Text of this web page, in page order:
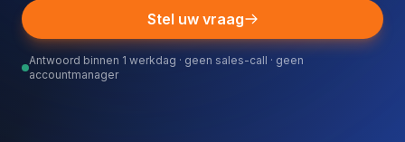
Stel uw vraag
Antwoord binnen 1 werkdag · geen sales-call · geen
accountmanager